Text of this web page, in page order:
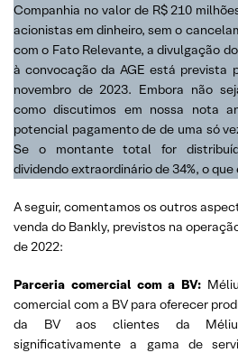
Companhia no valor de R$ 210
acionistas em dinheiro, sem o
com o Fato Relevante, a divulgação
à convocação da AGE está prevista
novembro de 2023. Embora não
como discutimos em nossa nota
potencial pagamento de de uma só
Se o montante total for
dividendo extraordinário de 34%, o
A seguir, comentamos os outros
venda do Bankly, previstos na
de 2022:
Parceria comercial com a BV:
comercial com a BV para oferecer
da BV aos clientes da
significativamente a gama de